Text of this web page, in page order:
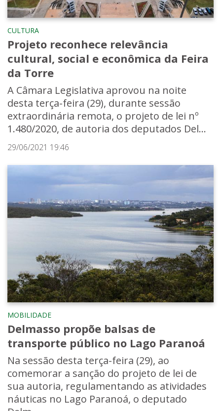
CULTURA
Projeto reconhece relevância
cultural, social e econômica da Feira
da Torre
A Câmara Legislativa aprovou na noite
desta terça-feira (29), durante sessão
extraordinária remota, o projeto de lei nº
1.480/2020, de autoria dos deputados Del...
29/06/2021 19:46
MOBILIDADE
Delmasso propõe balsas de
transporte público no Lago Paranoá
Na sessão desta terça-feira (29), ao
comemorar a sanção do projeto de lei de
sua autoria, regulamentando as atividades
náuticas no Lago Paranoá, o deputado